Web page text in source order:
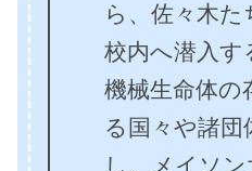
ら、佐々木
校内へ潜入す
機械生命体の
る国々や諸団
し、メイソ